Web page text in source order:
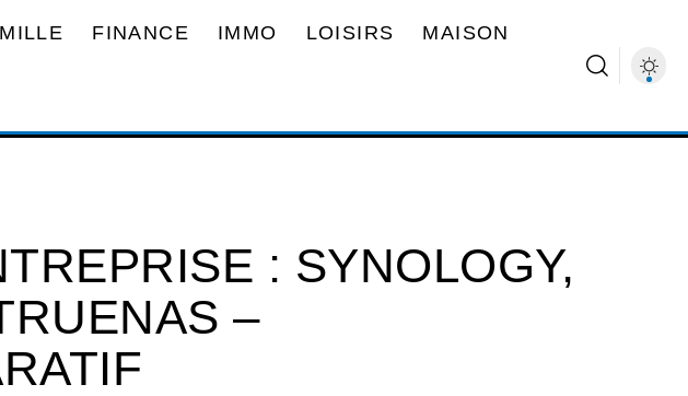
FINANCE IMMO LOISIRS MAISON
: SYNOLOGY,
–